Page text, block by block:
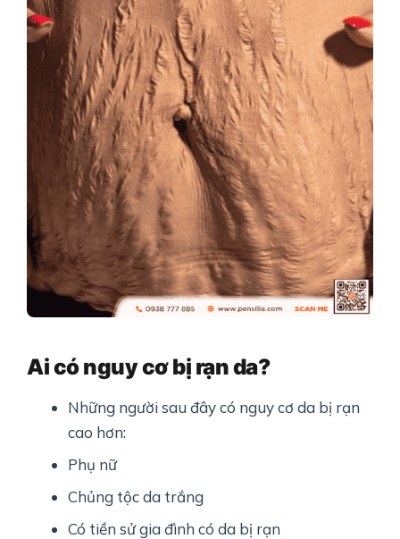
Ai có nguy cơ bị rạn da?
Những người sau đây có nguy cơ da bị rạn
cao hơn:
Phụ nữ
Chủng tộc da trắng
Có tiền sử gia đình có da bị rạn